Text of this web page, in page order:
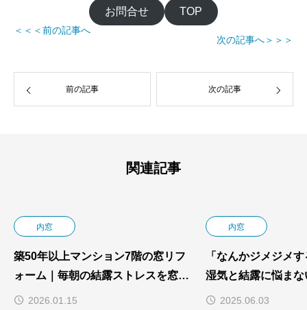
お問合せ TOP
＜＜＜前の記事へ
次の記事へ＞＞＞
前の記事 次の記事
関連記事
内窓
築50年以上マンション7階の窓リフ
ォーム｜毎朝の結露ストレスを窓カ
バー＋内窓で軽減！！
2026.01.15
内窓
「なんかジメジメ
湿気と結露に悩ま
フォーム
2025.06.03